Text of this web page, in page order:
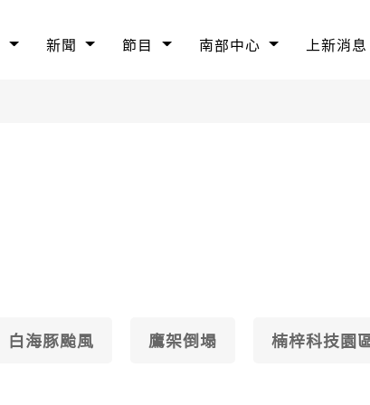
新聞 節目 南部中心 上新消息
白海豚颱風 鷹架倒塌 楠梓科技園